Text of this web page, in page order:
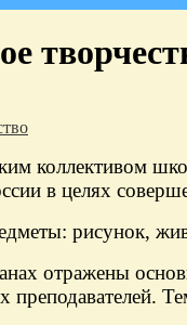
коллективом
в целях
рисунок,